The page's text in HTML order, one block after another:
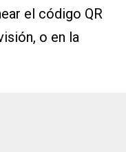
el código QR
o en la